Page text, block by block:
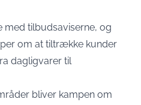
med tilbudsaviserne, og
om at tiltrække kunder
dagligvarer til
bliver kampen om